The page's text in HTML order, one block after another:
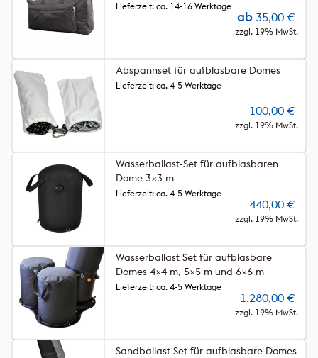
ab 35,00 €
zzgl. 19% MwSt.
Lieferzeit: ca. 14-16 Werktage
Abspannset für aufblasbare Domes
100,00 €
zzgl. 19% MwSt.
Lieferzeit: ca. 4-5 Werktage
Wasserballast-Set für aufblasbaren
Dome 3×3 m
440,00 €
zzgl. 19% MwSt.
Lieferzeit: ca. 4-5 Werktage
Wasserballast Set für aufblasbare
Domes 4×4 m, 5×5 m und 6×6 m
1.280,00 €
zzgl. 19% MwSt.
Lieferzeit: ca. 4-5 Werktage
Sandballast Set für aufblasbare Domes